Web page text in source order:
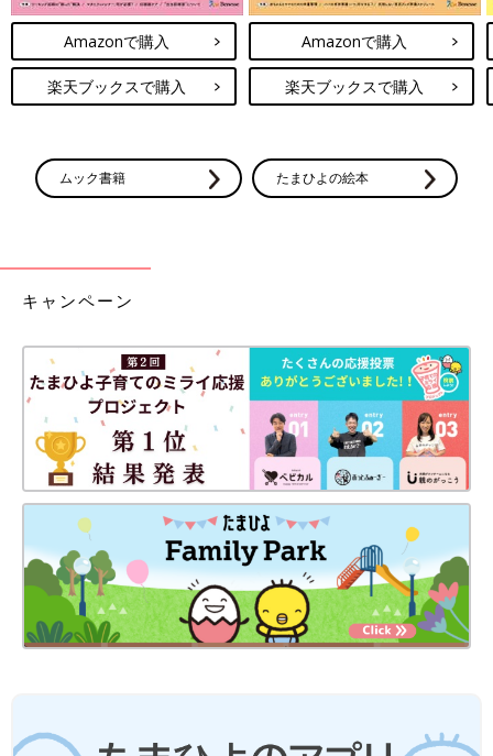
Amazonで購入
楽天ブックスで購入
Amazonで購入
楽天ブックスで購入
ムック書籍 たまひよの絵本
キャンペーン